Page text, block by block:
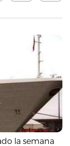
la semana